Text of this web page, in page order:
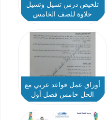
تلخيص درس تسيل وتسيل
حلاوة للصف الخامس
أوراق عمل قواعد عربي مع
الحل خامس فصل أول